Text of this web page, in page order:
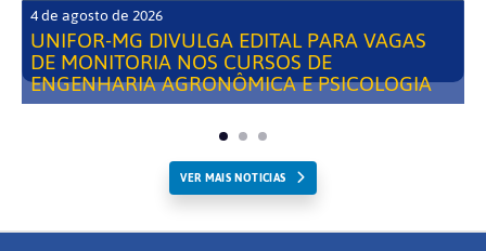
4 de agosto de 2026
UNIFOR-MG DIVULGA EDITAL PARA VAGAS
DE MONITORIA NOS CURSOS DE
ENGENHARIA AGRONÔMICA E PSICOLOGIA
VER MAIS NOTICIAS